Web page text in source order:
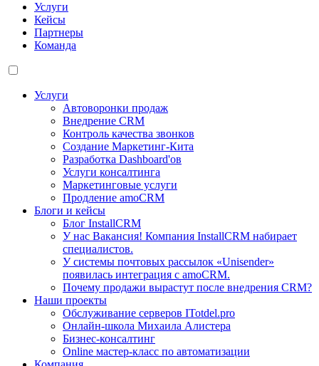
Услуги
Кейсы
Партнеры
Команда
Услуги
Автоворонки продаж
Внедрение CRM
Контроль качества звонков
Создание Маркетинг-Кита
Разработка Dashboard'ов
Услуги консалтинга
Маркетинговые услуги
Продление amoCRM
Блоги и кейсы
Блог InstallCRM
У нас Вакансия! Компания InstallCRM набирает
специалистов.
У системы почтовых рассылок «Unisender»
появилась интеграция с amoCRM.
Почему продажи вырастут после внедрения CRM?
Наши проекты
Обслуживание серверов ITotdel.pro
Онлайн-школа Михаила Алистера
Бизнес-консалтинг
Online мастер-класс по автоматизации